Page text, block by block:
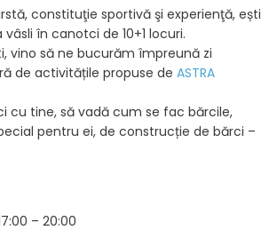
constituţie sportivă şi experienţă, ești
în canotci de 10+1 locuri.
vino să ne bucurăm împreună zi
de activitățile propuse de ASTRA
cu tine, să vadă cum se fac bărcile,
pentru ei, de construcție de bărci –
– 20:00